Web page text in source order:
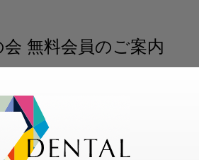
会 無料会員のご案内
デザインをもっと便利にご利用い